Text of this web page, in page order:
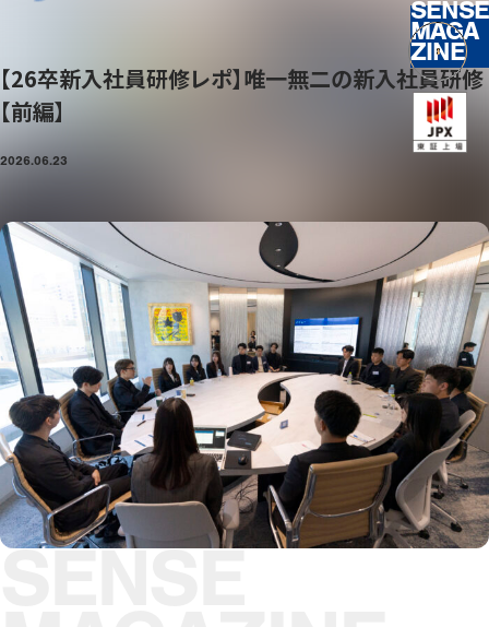
【26卒新入社員研修レポ】唯一無二の新入社員研修
【前編】
2026.06.23
SENSE
MAGA
ZINE
SENSE